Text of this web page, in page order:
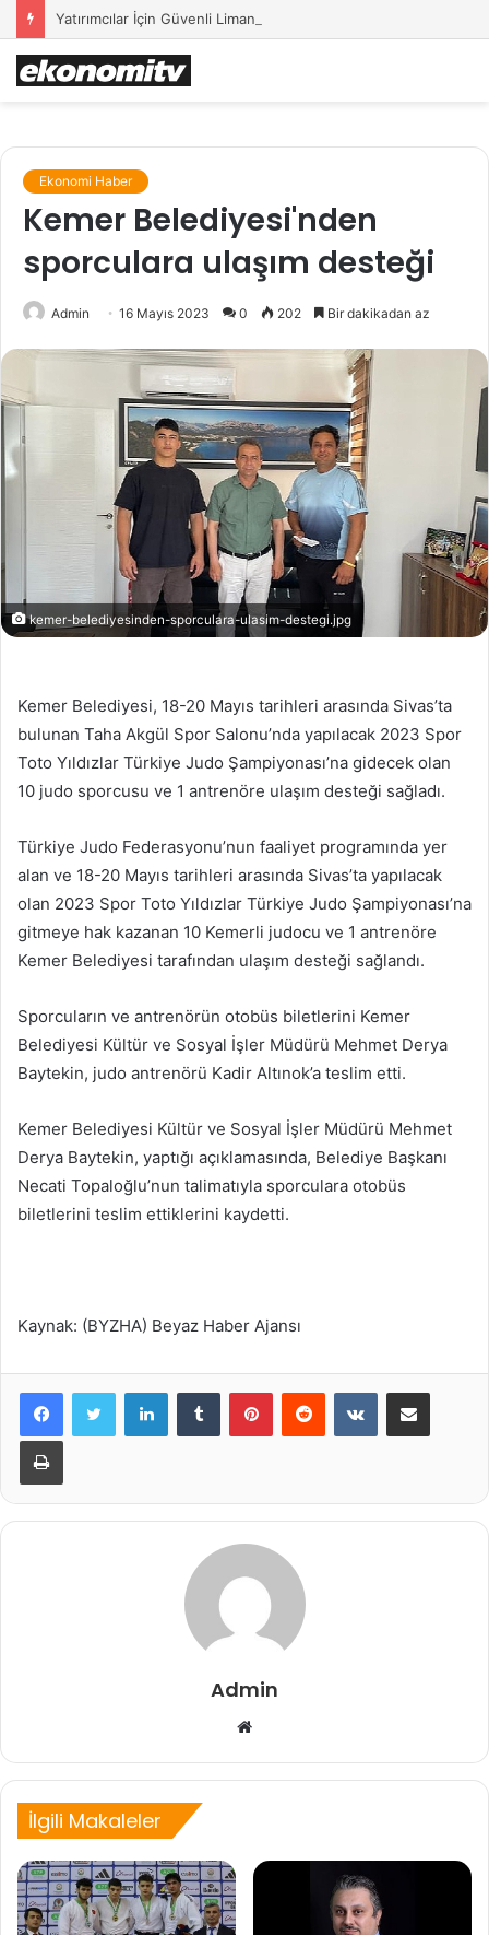
Yatırımcılar İçin Güvenli Liman: Altın Hâlâ İlk Sırada mı?
Ekonomi Haber
Kemer Belediyesi'nden
sporculara ulaşım desteği
Admin 16 Mayıs 2023 0 202 Bir dakikadan az
kemer-belediyesinden-sporculara-ulasim-destegi.jpg
Kemer Belediyesi, 18-20 Mayıs tarihleri arasında Sivas’ta
bulunan Taha Akgül Spor Salonu’nda yapılacak 2023 Spor
Toto Yıldızlar Türkiye Judo Şampiyonası’na gidecek olan
10 judo sporcusu ve 1 antrenöre ulaşım desteği sağladı.
Türkiye Judo Federasyonu’nun faaliyet programında yer
alan ve 18-20 Mayıs tarihleri arasında Sivas’ta yapılacak
olan 2023 Spor Toto Yıldızlar Türkiye Judo Şampiyonası’na
gitmeye hak kazanan 10 Kemerli judocu ve 1 antrenöre
Kemer Belediyesi tarafından ulaşım desteği sağlandı.
Sporcuların ve antrenörün otobüs biletlerini Kemer
Belediyesi Kültür ve Sosyal İşler Müdürü Mehmet Derya
Baytekin, judo antrenörü Kadir Altınok’a teslim etti.
Kemer Belediyesi Kültür ve Sosyal İşler Müdürü Mehmet
Derya Baytekin, yaptığı açıklamasında, Belediye Başkanı
Necati Topaloğlu’nun talimatıyla sporculara otobüs
biletlerini teslim ettiklerini kaydetti.
Kaynak: (BYZHA) Beyaz Haber Ajansı
LinkedInTumblr PinterestReddit VKontakteE-Posta ile paylaş
Yazdır
Admin
Web
İlgili Makaleler